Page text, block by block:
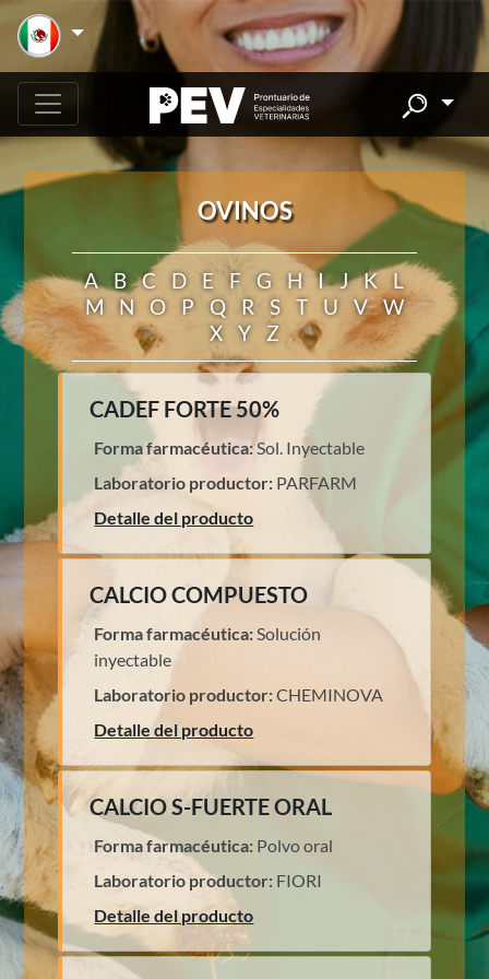
OVINOS
A B C D E F G H I J K
L
M
N O P Q R S T U V
W
X
Y Z
CADEF FORTE 50%
Forma farmacéutica:Sol. Inyectable
Laboratorio productor: PARFARM
Detalle del producto
CALCIO COMPUESTO
Forma farmacéutica: Solución
inyectable
Laboratorio productor:CHEMINOVA
Detalle del producto
CALCIO S-FUERTE ORAL
Forma farmacéutica: Polvo oral
Laboratorio productor: FIORI
Detalle del producto